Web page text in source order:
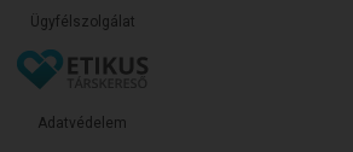
Ügyfélszolgálat
Adatvédelem